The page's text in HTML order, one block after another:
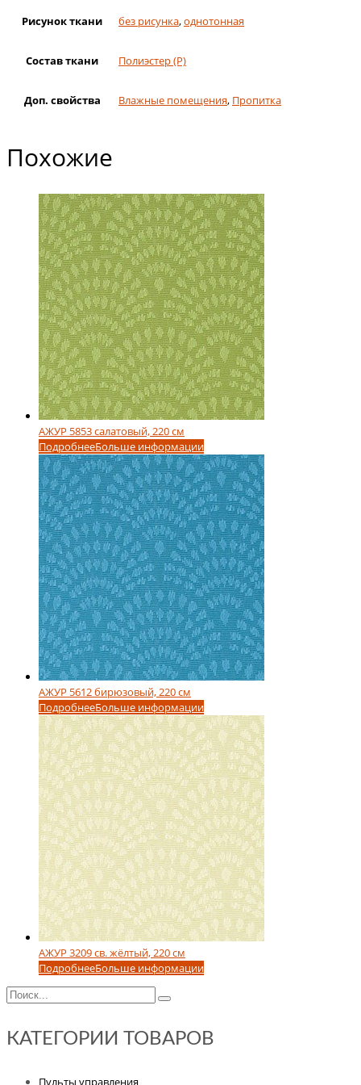
Рисунок ткани без рисунка,однотонная
Состав ткани Полиэстер (Р)
Доп. свойства Влажные помещения, Пропитка
Похожие
АЖУР 5853 салатовый, 220 см
ПодробнееБольше информации
АЖУР 5612 бирюзовый, 220 см
ПодробнееБольше информации
АЖУР 3209 св. жёлтый, 220 см
ПодробнееБольше информации
КАТЕГОРИИ ТОВАРОВ
Пульты управления